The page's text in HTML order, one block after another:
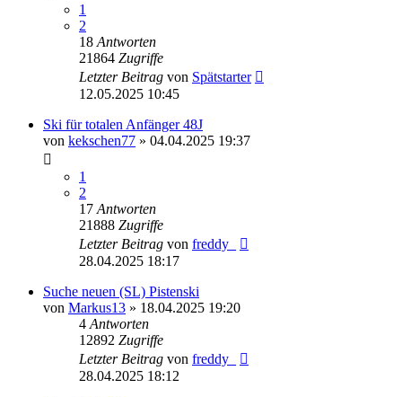
1
2
18 Antworten
21864 Zugriffe
Letzter Beitrag von Spätstarter
12.05.2025 10:45
Ski für totalen Anfänger 48J
von kekschen77 » 04.04.2025 19:37
1
2
17 Antworten
21888 Zugriffe
Letzter Beitrag von freddy_
28.04.2025 18:17
Suche neuen (SL) Pistenski
von Markus13 » 18.04.2025 19:20
4 Antworten
12892 Zugriffe
Letzter Beitrag von freddy_
28.04.2025 18:12